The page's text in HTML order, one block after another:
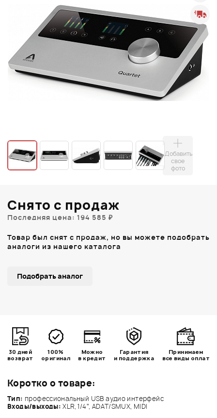
Добавить
свое
фото
Коротко о товаре:
Тип: профессиональный USB аудио интерфейс
Входы/выходы:XLR, 1/4”, ADAT/SMUX, MIDI
Снято с продаж
Последняя цена: 194 585 ₽
Товар был снят с продаж, но вы можете подобрать
аналоги из нашего каталога
Подобрать аналог
30 дней
возврат
100%
оригинал
Можно
в кредит
Гарантия
и поддержка
Принимаем
все виды оплат